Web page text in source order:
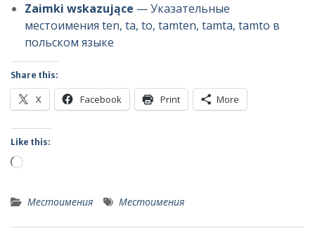
Zaimki wskazujące — Указательные
местоимения ten, ta, to, tamten, tamta, tamto в
польском языке
Share this:
X Facebook Print More
Like this:
Loading…
Местоимения Местоимения